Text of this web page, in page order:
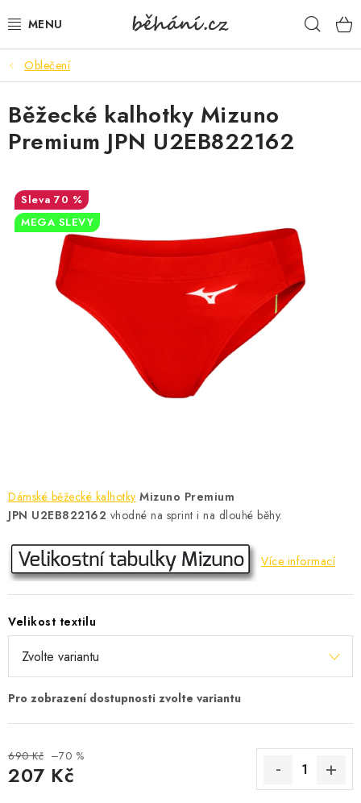
na
BOTY PÁNSKÉ
BOTY DÁMSKÉ
PÁNSKÉ OBLEČENÍ
DÁMSKÉ OBLEČENÍ
DOPLŇKY
DÁRKOVÉ POUKAZY
VELIKOSTNÍ TABULKY
VÝŽIVA
MEGA SLEVY
NOVINKY
NOVINKY MIZUNO
NOVINKY INOV-8
ZNAČKY
Oblečení
Dámské běžecké kalhotky Mizuno Premium
JPN U2EB822162 vhodné na sprint i na dlouhé běhy.
Více informací
Velikost textilu
690 Kč –70 %
207 Kč
Běžecké kalhotky Mizuno
Premium JPN U2EB822162
70 %
MEGA SLEVY